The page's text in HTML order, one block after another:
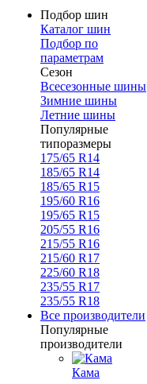
Подбор шин
Каталог шин
Подбор по
параметрам
Сезон
Всесезонные шины
Зимние шины
Летние шины
Популярные
типоразмеры
175/65 R14
185/65 R14
185/65 R15
195/60 R16
195/65 R15
205/55 R16
215/55 R16
215/60 R17
225/60 R18
235/55 R17
235/55 R18
Все производители
Популярные
производители
Кама